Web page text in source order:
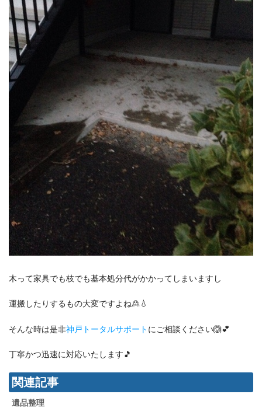
木って家具でも枝でも基本処分代がかかってしまいますし
運搬したりするもの大変ですよね🙎💧
そんな時は是非神戸トータルサポート にご相談ください🙆💕
丁寧かつ迅速に対応いたします🎵
関連記事
遺品整理